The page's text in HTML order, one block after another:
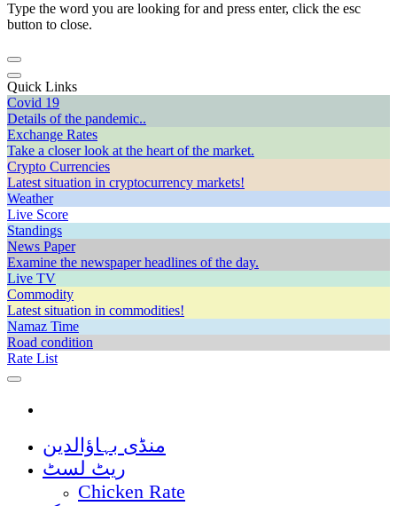
Type the word you are looking for and press enter, click the esc
button to close.
Quick Links
Covid 19
Details of the pandemic..
Exchange Rates
Take a closer look at the heart of the market.
Crypto Currencies
Latest situation in cryptocurrency markets!
Weather
Live Score
Standings
News Paper
Examine the newspaper headlines of the day.
Live TV
Commodity
Latest situation in commodities!
Namaz Time
Road condition
Rate List
منڈی بہاؤالدین
ریٹ لسٹ
Chicken Rate